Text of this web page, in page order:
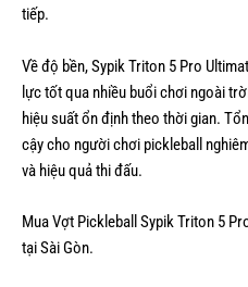
tiếp.
Về độ bền, Sypik Triton 5 Pro
lực tốt qua nhiều buổi chơi ngoài
hiệu suất ổn định theo thời gian.
cậy cho người chơi pickleball
và hiệu quả thi đấu.
Mua Vợt Pickleball Sypik Triton 5
tại Sài Gòn.